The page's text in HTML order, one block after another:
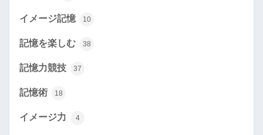
イメージ記憶 10
記憶を楽しむ 38
記憶力競技 37
記憶術 18
イメージ力 4